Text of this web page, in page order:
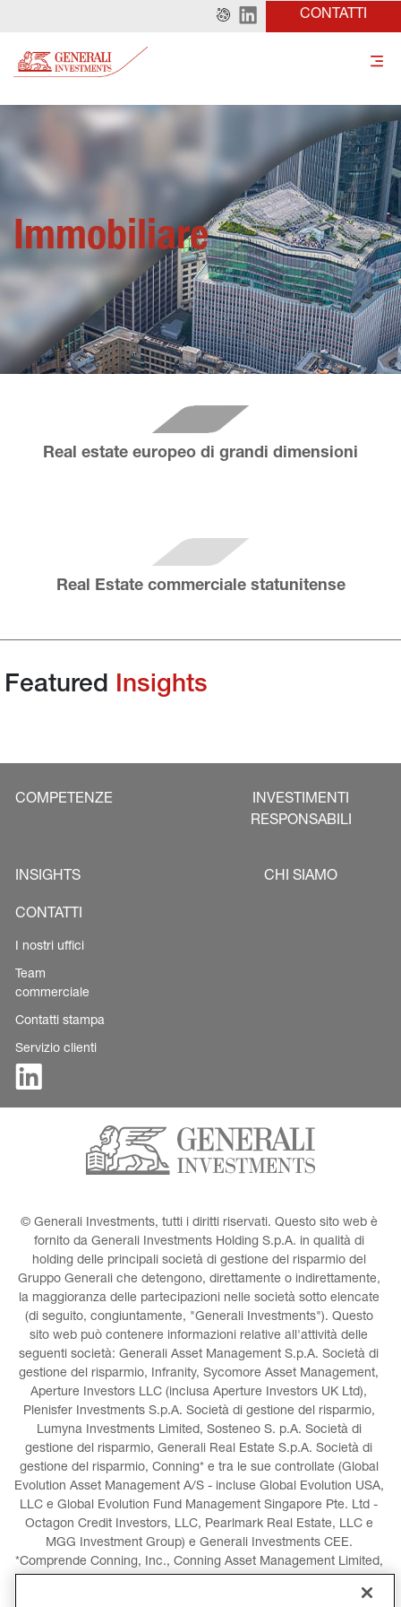
CONTATTI
Immobiliare
Real estate europeo di grandi dimensioni
Real Estate commerciale statunitense
Featured Insights
COMPETENZE
INVESTIMENTI
RESPONSABILI
INSIGHTS CHI SIAMO
CONTATTI
I nostri uffici
Team
commerciale
Contatti stampa
Servizio clienti
© Generali Investments, tutti i diritti riservati. Questo sito web è
fornito da Generali Investments Holding S.p.A. in qualità di
holding delle principali società di gestione del risparmio del
Gruppo Generali che detengono, direttamente o indirettamente,
la maggioranza delle partecipazioni nelle società sotto elencate
(di seguito, congiuntamente, "Generali Investments"). Questo
sito web può contenere informazioni relative all'attività delle
seguenti società: Generali Asset Management S.p.A. Società di
gestione del risparmio, Infranity, Sycomore Asset Management,
Aperture Investors LLC (inclusa Aperture Investors UK Ltd),
Plenisfer Investments S.p.A. Società di gestione del risparmio,
Lumyna Investments Limited, Sosteneo S. p.A. Società di
gestione del risparmio, Generali Real Estate S.p.A. Società di
gestione del risparmio, Conning* e tra le sue controllate (Global
Evolution Asset Management A/S - incluse Global Evolution USA,
LLC e Global Evolution Fund Management Singapore Pte. Ltd -
Octagon Credit Investors, LLC, Pearlmark Real Estate, LLC e
MGG Investment Group) e Generali Investments CEE.
*Comprende Conning, Inc., Conning Asset Management Limited,
e Goodwin Capital Advisers, Inc. (collettivamente, "Conning").